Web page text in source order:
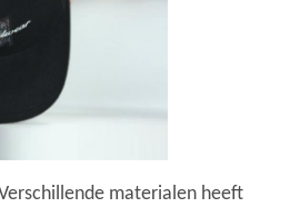
materialen heeft